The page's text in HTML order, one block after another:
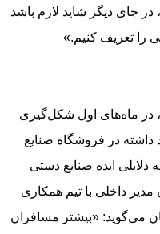
جای دیگر شاید لازم باشد
را تعریف کنیم.»
در ماه‌های اول شکل‌گیری
داشته در فروشگاه صنایع
ایده صنایع دستی
داخلی با تیم همکاری
می‌گوید: «بیشتر مسافران